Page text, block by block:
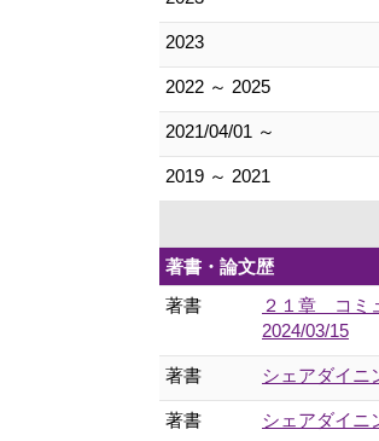
2023
2022 ～ 2025
2021/04/01 ～
2019 ～ 2021
著書・論文歴
著書
２１章 コミ
2024/03/15
著書 シェアダイニ
著書 シェアダイニ